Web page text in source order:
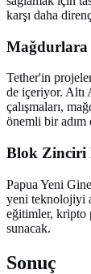
karşı daha
Mağdurlara
Tether'in
de içeriyor. Altı
çalışmaları,
önemli bir
Blok Zinciri
Papua Yeni
yeni teknolojiyi
eğitimler, kripto
sunacak.
Sonuç